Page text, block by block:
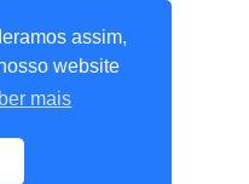
assim,
website
mais